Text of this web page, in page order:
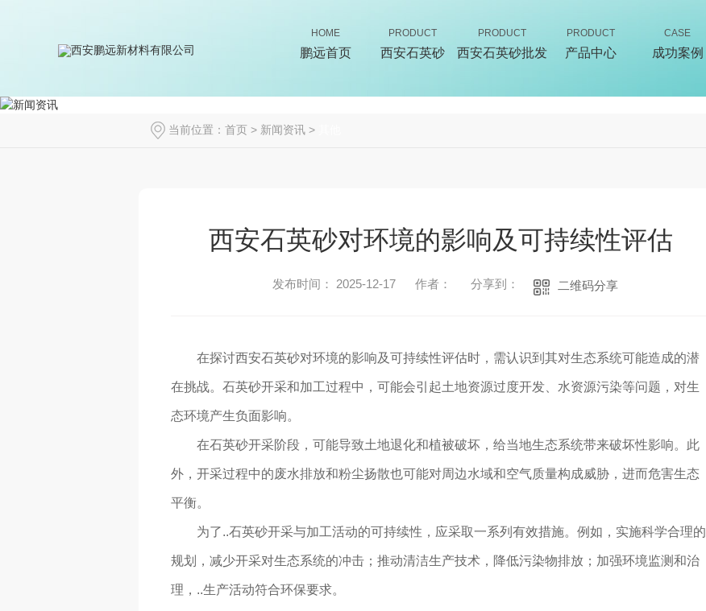
HOME
鹏远首页
PRODUCT
西安石英砂
PRODUCT
西安石英砂批发
PRODUCT
产品中心
CASE
成功案例
当前位置： 首页 > 新闻资讯 >
西安石英砂对环境的影响及可持续性评估
发布时间： 2025-12-17 作者： 分享到： 二维码分享
在探讨西安石英砂对环境的影响及可持续性评估时，需认识到其对生态系统可能造成的潜
在挑战。石英砂开采和加工过程中，可能会引起土地资源过度开发、水资源污染等问题，对生
态环境产生负面影响。
在石英砂开采阶段，可能导致土地退化和植被破坏，给当地生态系统带来破坏性影响。此
外，开采过程中的废水排放和粉尘扬散也可能对周边水域和空气质量构成威胁，进而危害生态
平衡。
为了..石英砂开采与加工活动的可持续性，应采取一系列有效措施。例如，实施科学合理的
规划，减少开采对生态系统的冲击；推动清洁生产技术，降低污染物排放；加强环境监测和治
理，..生产活动符合环保要求。